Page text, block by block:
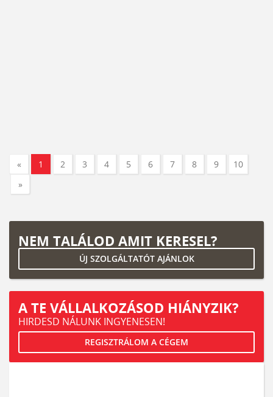
« 1 2 3 4 5 6 7 8 9
10
»
NEM TALÁLOD AMIT KERESEL?
ÚJ SZOLGÁLTATÓT AJÁNLOK
A TE VÁLLALKOZÁSOD HIÁNYZIK?
HIRDESD NÁLUNK INGYENESEN!
REGISZTRÁLOM A CÉGEM